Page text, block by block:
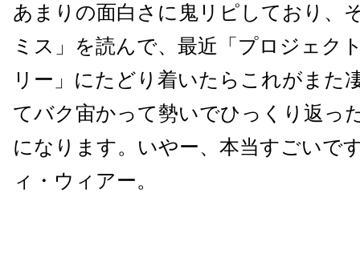
あまりの面白さに鬼リピしており、
ミス」を読んで、最近「プロジェク
リー」にたどり着いたらこれがまた
てバク宙かって勢いでひっくり返っ
になります。いやー、本当すごいで
ィ・ウィアー。